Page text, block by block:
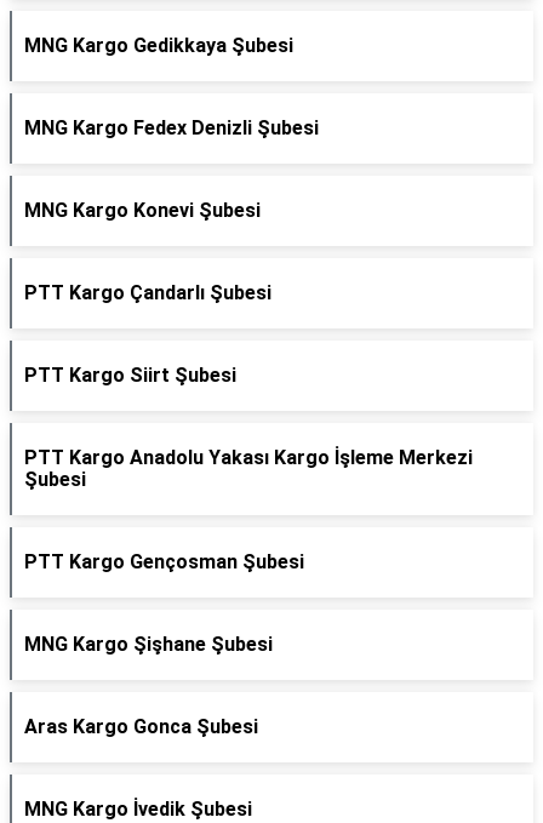
MNG Kargo Gedikkaya Şubesi
MNG Kargo Fedex Denizli Şubesi
MNG Kargo Konevi Şubesi
PTT Kargo Çandarlı Şubesi
PTT Kargo Siirt Şubesi
PTT Kargo Anadolu Yakası Kargo İşleme Merkezi
Şubesi
PTT Kargo Gençosman Şubesi
MNG Kargo Şişhane Şubesi
Aras Kargo Gonca Şubesi
MNG Kargo İvedik Şubesi